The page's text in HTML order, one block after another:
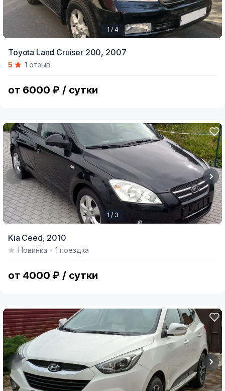
of
1 / 4
Toyota Land Cruiser 200, 2007
5 1 отзыв
от 6000 ₽ / сутки
of
1 / 3
Kia Ceed, 2010
Новинка 1 поездка
от 4000 ₽ / сутки